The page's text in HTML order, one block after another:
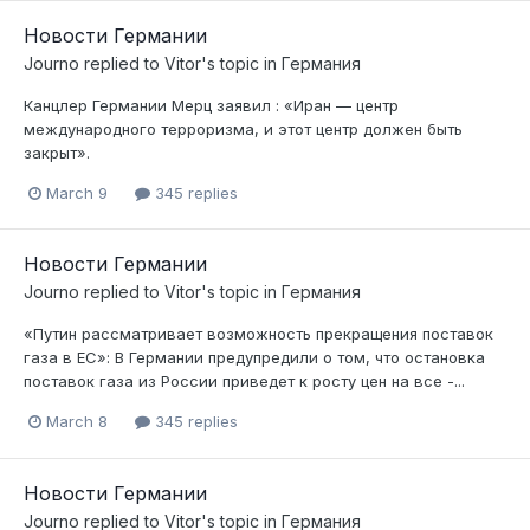
Новости Германии
Journo replied to Vitor's topic in Германия
Канцлер Германии Мерц заявил : «Иран — центр
международного терроризма, и этот центр должен быть
закрыт».
March 9 345 replies
Новости Германии
Journo replied to Vitor's topic in Германия
«Путин рассматривает возможность прекращения поставок
газа в ЕС»: В Германии предупредили о том, что остановка
поставок газа из России приведет к росту цен на все -...
March 8 345 replies
Новости Германии
Journo replied to Vitor's topic in Германия